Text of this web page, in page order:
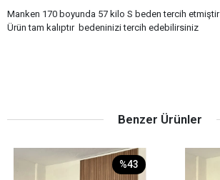
Manken 170 boyunda 57 kilo S beden tercih etmiştir
Ürün tam kalıptır bedeninizi tercih edebilirsiniz
Benzer Ürünler
%43